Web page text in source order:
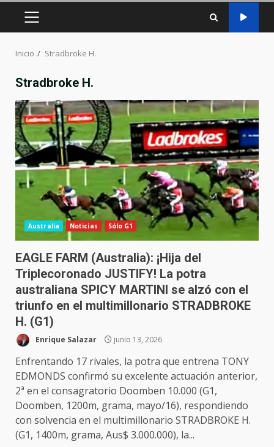
MENÚ
Inicio Stradbroke H.
Stradbroke H.
Australia Noticias Sólo G1
EAGLE FARM (Australia): ¡Hija del
Triplecoronado JUSTIFY! La potra
australiana SPICY MARTINI se alzó con el
triunfo en el multimillonario STRADBROKE
H. (G1)
Enrique Salazar junio 13, 2026
Enfrentando 17 rivales, la potra que entrena TONY
EDMONDS confirmó su excelente actuación anterior,
2ª en el consagratorio Doomben 10.000 (G1,
Doomben, 1200m, grama, mayo/16), respondiendo
con solvencia en el multimillonario STRADBROKE H.
(G1, 1400m, grama, Aus$ 3.000.000), la...